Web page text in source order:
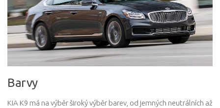
Barvy
KIA K9 má na výběr široký výběr barev, od jemných neutrálních až